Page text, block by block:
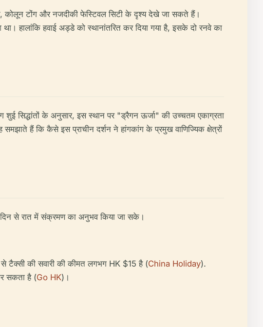
कोलून टोंग और नजदीकी फेस्टिवल सिटी के दृश्य देखे जा सकते हैं।
हालांकि हवाई अड्डे को स्थानांतरित कर दिया गया है, इसके दो रनवे का
सिद्धांतों के अनुसार, इस स्थान पर "ड्रैगन ऊर्जा" की उच्चतम एकाग्रता
हैं कि कैसे इस प्राचीन दर्शन ने हांगकांग के प्रमुख वाणिज्यिक क्षेत्रों
से रात में संक्रमण का अनुभव किया जा सके।
टैक्सी की सवारी की कीमत लगभग HK $15 है (China Holiday).
सकता है (Go HK)।